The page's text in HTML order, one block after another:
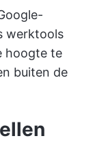
werktools
hoogte te
buiten de